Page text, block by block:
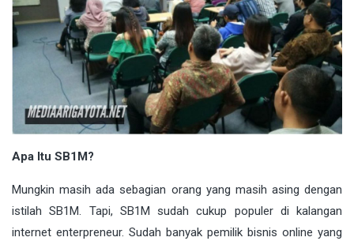
Apa Itu SB1M?
Mungkin masih ada sebagian orang yang masih asing dengan
istilah SB1M. Tapi, SB1M sudah cukup populer di kalangan
internet enterpreneur. Sudah banyak pemilik bisnis online yang